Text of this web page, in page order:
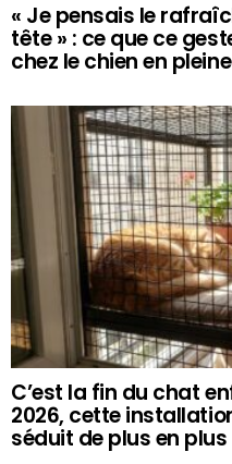
« Je pensais le
tête » : ce que ce
chez le chien en
C’est la fin du chat
2026, cette
séduit de plus en